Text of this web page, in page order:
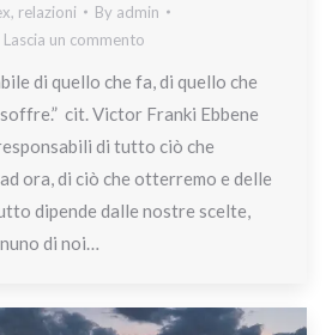
, relazioni By admin
Lascia un commento
di quello che fa, di quello che
cit. Victor Franki Ebbene
di tutto ciò che
ora, di ciò che otterremo e delle
dipende dalle nostre scelte,
di noi…